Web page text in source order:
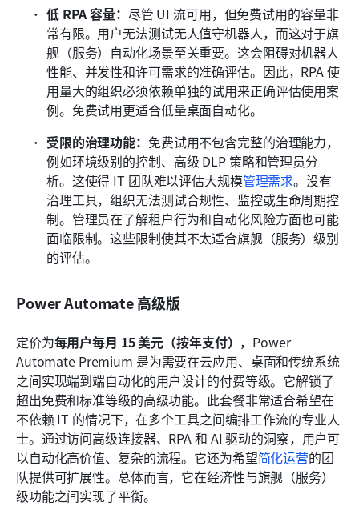
低 RPA 容量： 尽管 UI 流可用，但免费试用的容量非
常有限。用户无法测试无人值守机器人，而这对于旗
舰（服务）自动化场景至关重要。这会阻碍对机器人
性能、并发性和许可需求的准确评估。因此，RPA 使
用量大的组织必须依赖单独的试用来正确评估使用案
例。免费试用更适合低量桌面自动化。
受限的治理功能： 免费试用不包含完整的治理能力，
例如环境级别的控制、高级 DLP 策略和管理员分
析。这使得 IT 团队难以评估大规模管理需求。没有
治理工具，组织无法测试合规性、监控或生命周期控
制。管理员在了解租户行为和自动化风险方面也可能
面临限制。这些限制使其不太适合旗舰（服务）级别
的评估。
Power Automate 高级版
定价为每用户每月 15 美元（按年支付） ，Power
Automate Premium 是为需要在云应用、桌面和传统系统
之间实现端到端自动化的用户设计的付费等级。它解锁了
超出免费和标准等级的高级功能。此套餐非常适合希望在
不依赖 IT 的情况下，在多个工具之间编排工作流的专业人
士。通过访问高级连接器、RPA 和 AI 驱动的洞察，用户可
以自动化高价值、复杂的流程。它还为希望简化运营的团
队提供可扩展性。总体而言，它在经济性与旗舰（服务）
级功能之间实现了平衡。